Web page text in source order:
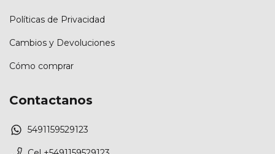
Políticas de Privacidad
Cambios y Devoluciones
Cómo comprar
Contactanos
5491159529123